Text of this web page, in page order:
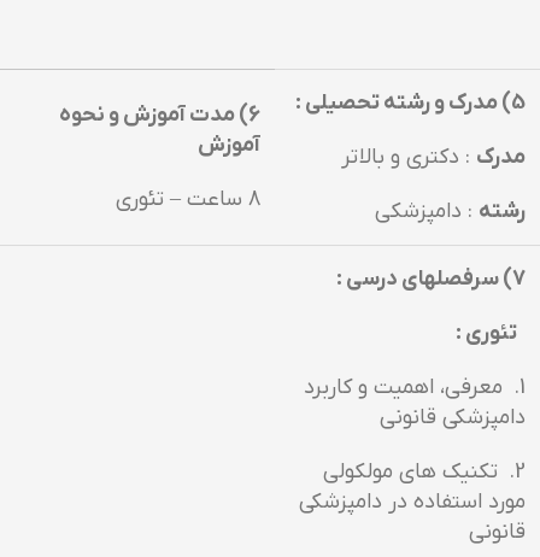
5) مدرك و رشته تحصيلي :
مدرك : دكتري و بالاتر
رشته : دامپزشكي
6) مدت آموزش و نحوه
آموزش
8 ساعت – تئوري
7) سرفصلهاي درسي :
تئوري :
1. معرفی، اهمیت و کاربرد
دامپزشکی قانونی
2. تکنیک های مولکولی
مورد استفاده در دامپزشکی
قانونی